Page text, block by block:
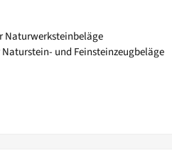
Naturwerksteinbeläge
und Feinsteinzeugbeläge